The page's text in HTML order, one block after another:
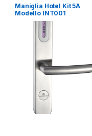
Maniglia Hotel Kit 5A
Modello INT001